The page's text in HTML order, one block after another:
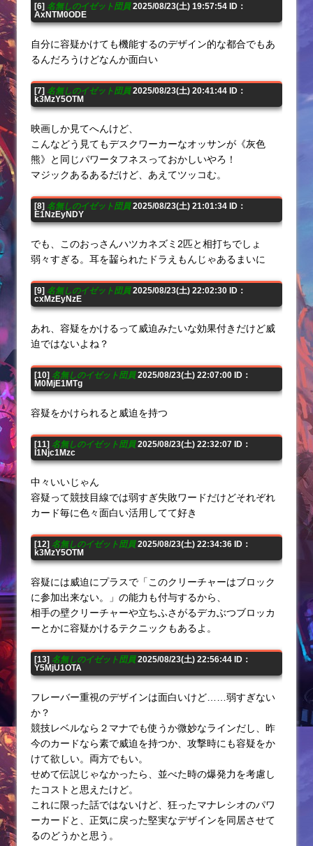
[6] 名無しのイゼット団員2025/08/23(土) 19:57:54 ID：
AxNTM0ODE
自分に容疑かけても機能するのデザイン的な都合でもあ
るんだろうけどなんか面白い
[7] 名無しのイゼット団員2025/08/23(土) 20:41:44 ID：
k3MzY5OTM
映画しか見てへんけど、
こんなどう見てもデスクワーカーなオッサンが《灰色
熊》と同じパワータフネスっておかしいやろ！
マジックあるあるだけど、あえてツッコむ。
[8] 名無しのイゼット団員2025/08/23(土) 21:01:34 ID：
E1NzEyNDY
でも、このおっさんハツカネズミ2匹と相打ちでしょ
弱々すぎる。耳を齧られたドラえもんじゃあるまいに
[9] 名無しのイゼット団員2025/08/23(土) 22:02:30 ID：
cxMzEyNzE
あれ、容疑をかけるって威迫みたいな効果付きだけど威
迫ではないよね？
[10] 名無しのイゼット団員2025/08/23(土) 22:07:00 ID：
M0MjE1MTg
容疑をかけられると威迫を持つ
[11] 名無しのイゼット団員2025/08/23(土) 22:32:07 ID：
I1Njc1Mzc
中々いいじゃん
容疑って競技目線では弱すぎ失敗ワードだけどそれぞれ
カード毎に色々面白い活用してて好き
[12] 名無しのイゼット団員2025/08/23(土) 22:34:36 ID：
k3MzY5OTM
容疑には威迫にプラスで「このクリーチャーはブロック
に参加出来ない。」の能力も付与するから、
相手の壁クリーチャーや立ちふさがるデカぶつブロッカ
ーとかに容疑かけるテクニックもあるよ。
[13] 名無しのイゼット団員2025/08/23(土) 22:56:44 ID：
Y5MjU1OTA
フレーバー重視のデザインは面白いけど……弱すぎない
か？
競技レベルなら２マナでも使うか微妙なラインだし、昨
今のカードなら素で威迫を持つか、攻撃時にも容疑をか
けて欲しい。両方でもい。
せめて伝説じゃなかったら、並べた時の爆発力を考慮し
たコストと思えたけど。
これに限った話ではないけど、狂ったマナレシオのパワ
ーカードと、正気に戻った堅実なデザインを同居させて
るのどうかと思う。